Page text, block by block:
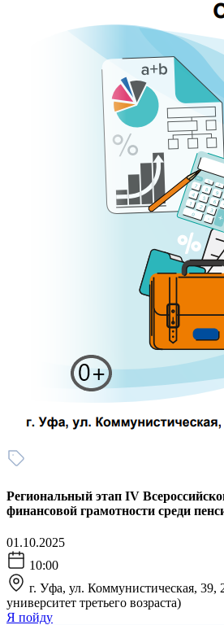
Региональный этап IV
финансовой грамотности среди
01.10.2025
10:00
г. Уфа, ул. Коммунистическая,
университет третьего возраста)
Я пойду